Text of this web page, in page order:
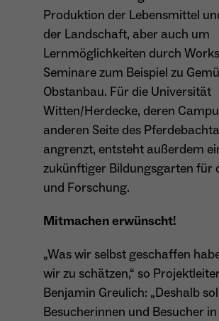
Produktion der Lebensmittel
der Landschaft, aber auch um
Lernmöglichkeiten durch
Seminare zum Beispiel zu
Obstanbau. Für die Universität
Witten/Herdecke, deren
anderen Seite des
angrenzt, entsteht außerdem
zukünftiger Bildungsgarten für
und Forschung.
Mitmachen erwünscht!
„Was wir selbst geschaffen
wir zu schätzen,“ so Projektleiter
Benjamin Greulich: „Deshalb
Besucherinnen und Besucher